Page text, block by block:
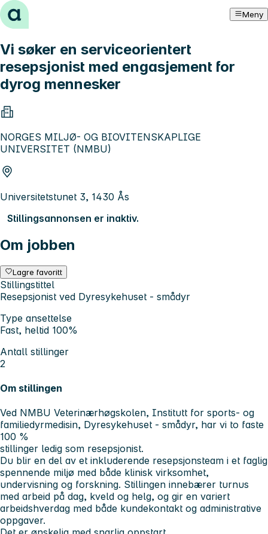
Hopp til innhold Meny
Vi søker en serviceorientert
resepsjonist med engasjement for
dyrog mennesker
NORGES MILJØ- OG BIOVITENSKAPLIGE
UNIVERSITET (NMBU)
Universitetstunet 3, 1430 Ås
Stillingsannonsen er inaktiv.
Om jobben
Lagre favoritt
Stillingstittel
Resepsjonist ved Dyresykehuset - smådyr
Type ansettelse
Fast, heltid 100%
Antall stillinger
2
Om stillingen
Ved NMBU Veterinærhøgskolen, Institutt for sports- og
familiedyrmedisin, Dyresykehuset - smådyr, har vi to faste
100 %
stillinger ledig som resepsjonist.
Du blir en del av et inkluderende resepsjonsteam i et faglig
spennende miljø med både klinisk virksomhet,
undervisning og forskning. Stillingen innebærer turnus
med arbeid på dag, kveld og helg, og gir en variert
arbeidshverdag med både kundekontakt og administrative
oppgaver.